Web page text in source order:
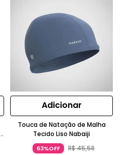
Adicionar
Touca de Natação de Malha
Tecido Liso Nabaiji
63%OFF R$45,58